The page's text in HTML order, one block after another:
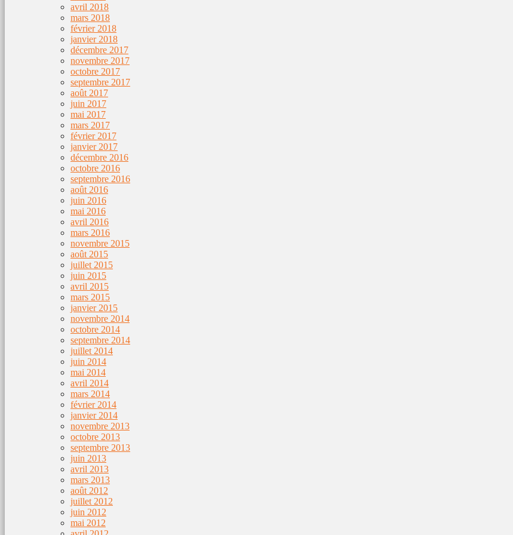
avril 2018
mars 2018
février 2018
janvier 2018
décembre 2017
novembre 2017
octobre 2017
septembre 2017
août 2017
juin 2017
mai 2017
mars 2017
février 2017
janvier 2017
décembre 2016
octobre 2016
septembre 2016
août 2016
juin 2016
mai 2016
avril 2016
mars 2016
novembre 2015
août 2015
juillet 2015
juin 2015
avril 2015
mars 2015
janvier 2015
novembre 2014
octobre 2014
septembre 2014
juillet 2014
juin 2014
mai 2014
avril 2014
mars 2014
février 2014
janvier 2014
novembre 2013
octobre 2013
septembre 2013
juin 2013
avril 2013
mars 2013
août 2012
juillet 2012
juin 2012
mai 2012